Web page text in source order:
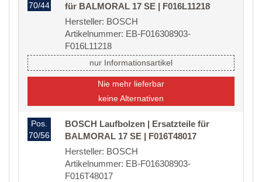
70/44
für BALMORAL 17 SE | F016L11218
Hersteller: BOSCH
Artikelnummer: EB-F016308903-
F016L11218
nur Informationsartikel
Nie mehr lieferbar
keine Alternativen
Pos.
70/56
BOSCH Laufbolzen | Ersatzteile für
BALMORAL 17 SE | F016T48017
Hersteller: BOSCH
Artikelnummer: EB-F016308903-
F016T48017